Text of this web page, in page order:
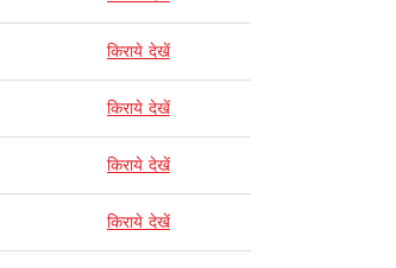
किराये देखें
किराये देखें
किराये देखें
किराये देखें